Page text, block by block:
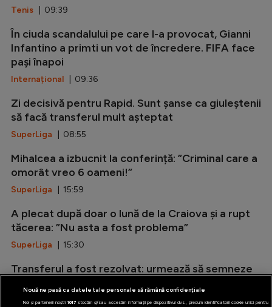
Tenis | 09:39
În ciuda scandalului pe care l-a provocat, Gianni
Infantino a primti un vot de încredere. FIFA face
pași înapoi
Internațional | 09:36
Zi decisivă pentru Rapid. Sunt șanse ca giuleștenii
să facă transferul mult așteptat
SuperLiga | 08:55
Mihalcea a izbucnit la conferință: ”Criminal care a
omorât vreo 6 oameni!”
SuperLiga | 15:59
A plecat după doar o lună de la Craiova și a rupt
tăcerea: ”Nu asta a fost problema”
SuperLiga | 15:30
Transferul a fost rezolvat: urmează să semneze
Premier League| 15:01
Nouă ne pasă ca datele tale personale să rămână confidențiale
Noi și partenerii noștri 1017stocăm și/sau accesăm informații pe dispozitivul dvs., precum identificatorii cookie unici pentru